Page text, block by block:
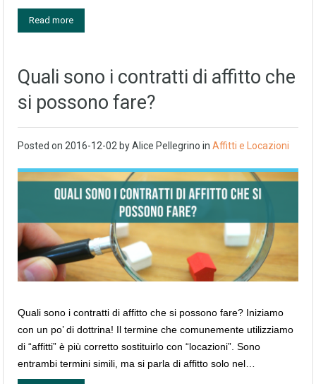
Read more
Quali sono i contratti di affitto che
si possono fare?
Posted on 2016-12-02 byAlice Pellegrino in Affitti e Locazioni
Quali sono i contratti di affitto che si possono fare? Iniziamo
con un po’ di dottrina! Il termine che comunemente utilizziamo
di “affitti” è più corretto sostituirlo con “locazioni”. Sono
entrambi termini simili, ma si parla di affitto solo nel…